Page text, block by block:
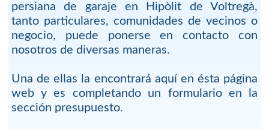
persiana de garaje en Hipòlit de Voltregà,
tanto particulares, comunidades de vecinos o
negocio, puede ponerse en contacto con
nosotros de diversas maneras.
Una de ellas la encontrará aquí en ésta página
web y es completando un formulario en la
sección presupuesto.